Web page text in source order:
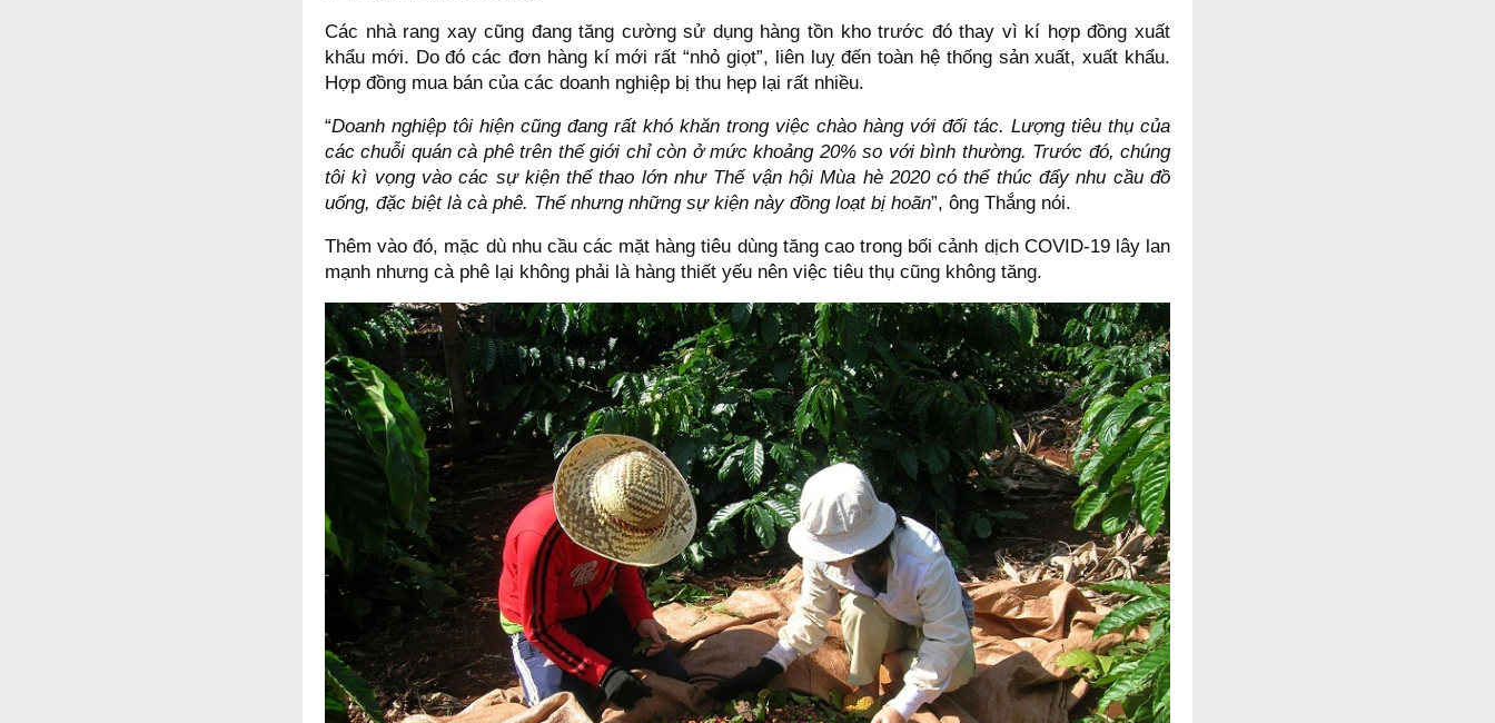
Các nhà rang xay cũng đang tăng cường sử dụng hàng tồn kho trước đó thay vì kí hợp đồng xuất
khẩu mới. Do đó các đơn hàng kí mới rất “nhỏ giọt”, liên luỵ đến toàn hệ thống sản xuất, xuất khẩu.
Hợp đồng mua bán của các doanh nghiệp bị thu hẹp lại rất nhiều.
“Doanh nghiệp tôi hiện cũng đang rất khó khăn trong việc chào hàng với đối tác. Lượng tiêu thụ của
các chuỗi quán cà phê trên thế giới chỉ còn ở mức khoảng 20% so với bình thường. Trước đó, chúng
tôi kì vọng vào các sự kiện thể thao lớn như Thế vận hội Mùa hè 2020 có thể thúc đẩy nhu cầu đồ
uống, đặc biệt là cà phê. Thế nhưng những sự kiện này đồng loạt bị hoãn”, ông Thắng nói.
Thêm vào đó, mặc dù nhu cầu các mặt hàng tiêu dùng tăng cao trong bối cảnh dịch COVID-19 lây lan
mạnh nhưng cà phê lại không phải là hàng thiết yếu nên việc tiêu thụ cũng không tăng.